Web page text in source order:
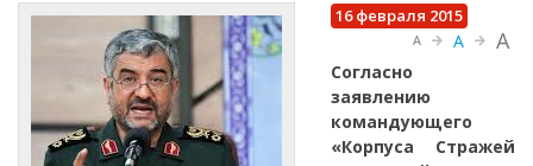
16 февраля 2015
A A A
Согласно
заявлению
командующего
«Корпуса Стражей